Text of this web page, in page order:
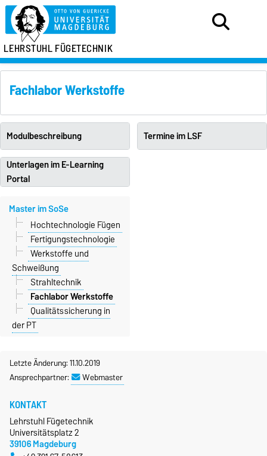
LEHRSTUHL FÜGETECHNIK
Fachlabor Werkstoffe
Modulbeschreibung
Termine im LSF
Unterlagen im E-Learning
Portal
Master im SoSe
Hochtechnologie Fügen
Fertigungstechnologie
Werkstoffe und
Schweißung
Strahltechnik
Fachlabor Werkstoffe
Qualitätssicherung in
der PT
Letzte Änderung: 11.10.2019
Ansprechpartner:
Webmaster
KONTAKT
Lehrstuhl Fügetechnik
Universitätsplatz 2
39106 Magdeburg